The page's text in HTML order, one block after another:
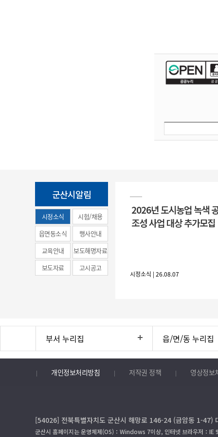
군산시알림
시정소식
(municipal
news)
2026년 도시농업 녹색
조성 사업 대상 추가모집
시정소식 | 26.08.07
시험/채용
읍면동소식
행사안내
교육안내
보도해명자료
보도자료
고시공고
부서 누리집 읍/면/동 누리집
개인정보처리방침 저작권 정책 영상정보
[54026] 전북특별자치도 군산시 해망로 146-24 (금암동 1-
군산시 홈페이지는 운영체제(OS)：Windows 7이상, 인터넷 브라우저：IE